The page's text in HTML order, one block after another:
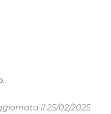
il 25/02/2025